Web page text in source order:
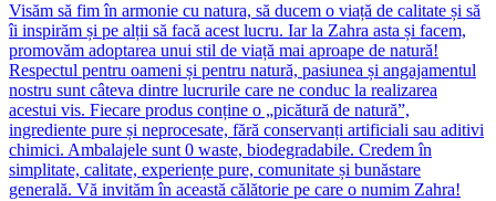
Visăm să fim în armonie cu natura, să ducem o viață de calitate și să
îi inspirăm și pe alții să facă acest lucru. Iar la Zahra asta și facem,
promovăm adoptarea unui stil de viață mai aproape de natură!
Respectul pentru oameni și pentru natură, pasiunea și angajamentul
nostru sunt câteva dintre lucrurile care ne conduc la realizarea
acestui vis. Fiecare produs conține o „picătură de natură”,
ingrediente pure și neprocesate, fără conservanți artificiali sau aditivi
chimici. Ambalajele sunt 0 waste, biodegradabile. Credem în
simplitate, calitate, experiențe pure, comunitate și bunăstare
generală. Vă invităm în această călătorie pe care o numim Zahra!